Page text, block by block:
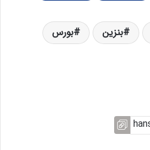
بنزین
بورس